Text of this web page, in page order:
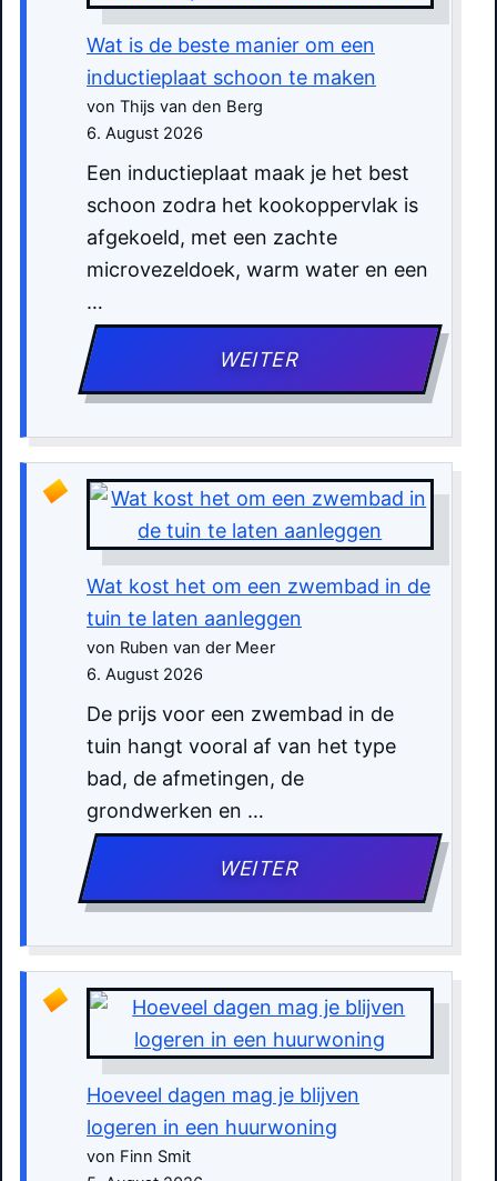
Wat is de beste manier om een
inductieplaat schoon te maken
von Thijs van den Berg
6. August 2026
Een inductieplaat maak je het best
schoon zodra het kookoppervlak is
afgekoeld, met een zachte
microvezeldoek, warm water en een
…
WEITER
Wat kost het om een zwembad in de
tuin te laten aanleggen
von Ruben van der Meer
6. August 2026
De prijs voor een zwembad in de
tuin hangt vooral af van het type
bad, de afmetingen, de
grondwerken en …
WEITER
Hoeveel dagen mag je blijven
logeren in een huurwoning
von Finn Smit